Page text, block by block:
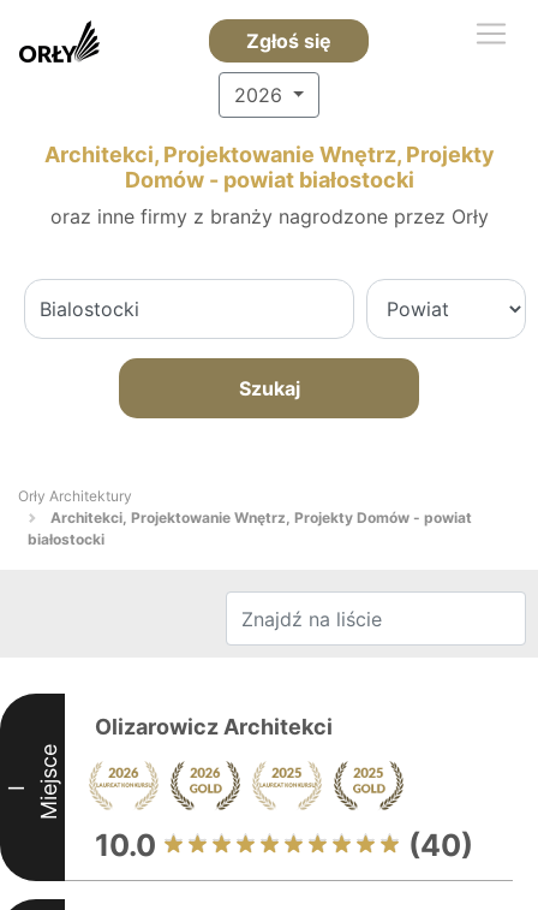
Zgłoś się
2026
Architekci, Projektowanie Wnętrz, Projekty
Domów - powiat białostocki
oraz inne firmy z branży nagrodzone przez Orły
Szukaj
Orły Architektury
Architekci, Projektowanie Wnętrz, Projekty Domów - powiat
białostocki
I Miejsce
Olizarowicz Architekci
10.0 (40)